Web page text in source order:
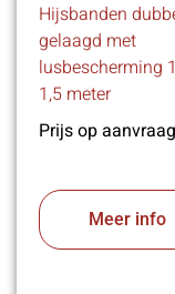
Hijsbanden
gelaagd met
lusbescherming
1,5 meter
Prijs op aanvraag
Meer info